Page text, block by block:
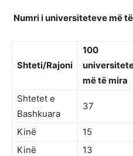
Numri i universiteteve më
Shteti/Rajoni
100
më të mira
Shtetet e
Bashkuara
37
Kinë 15
Kinë
13